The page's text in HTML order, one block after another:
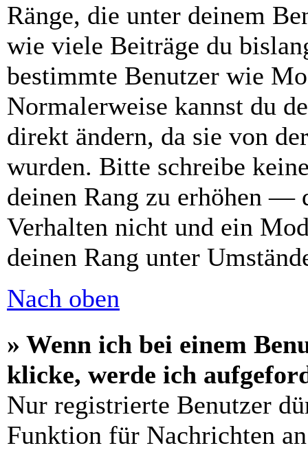
Ränge, die unter deinem
wie viele Beiträge du
bestimmte Benutzer wie
Normalerweise kannst du
direkt ändern, da sie von
wurden. Bitte schreibe
deinen Rang zu erhöhen —
Verhalten nicht und ein
deinen Rang unter
Nach oben
» Wenn ich bei einem
klicke, werde ich
Nur registrierte Benutzer
Funktion für Nachrichten